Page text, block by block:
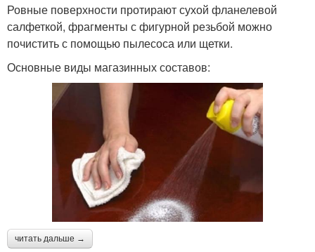
Ровные поверхности протирают сухой фланелевой
салфеткой, фрагменты с фигурной резьбой можно
почистить с помощью пылесоса или щетки.
Основные виды магазинных составов:
читать дальше →